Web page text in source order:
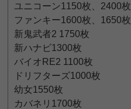
ユニコーン1150枚、2400枚
ファンキー1600枚、1650枚
新鬼武者2 1750枚
新ハナビ1300枚
バイオRE2 1100枚
ドリフターズ1000枚
幼女1550枚
カバネリ1700枚